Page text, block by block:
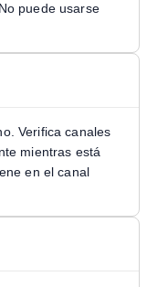
puede usarse
Verifica canales
mientras está
en el canal